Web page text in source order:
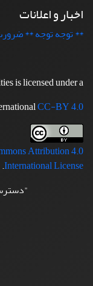
اخبار و اعلانات
** توجه توجه **
is licensed under a
CC-BY 4.0
Attribution 4.0
International License
.